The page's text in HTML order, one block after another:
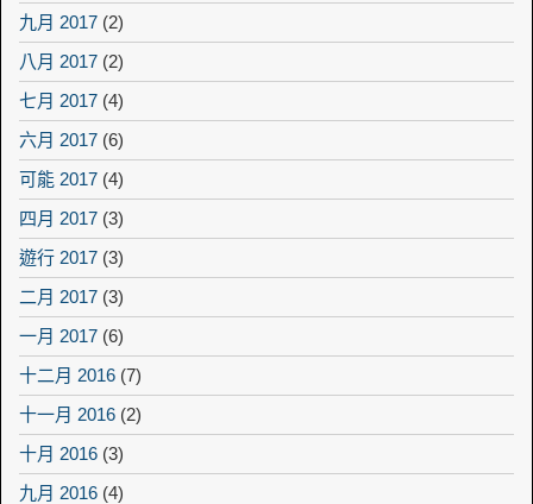
九月 2017 (2)
八月 2017 (2)
七月 2017 (4)
六月 2017 (6)
可能 2017 (4)
四月 2017 (3)
遊行 2017 (3)
二月 2017 (3)
一月 2017 (6)
十二月 2016 (7)
十一月 2016 (2)
十月 2016 (3)
九月 2016 (4)